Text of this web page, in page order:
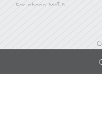
Ear phone (หูฟัง)
Others (อื่นๆ)